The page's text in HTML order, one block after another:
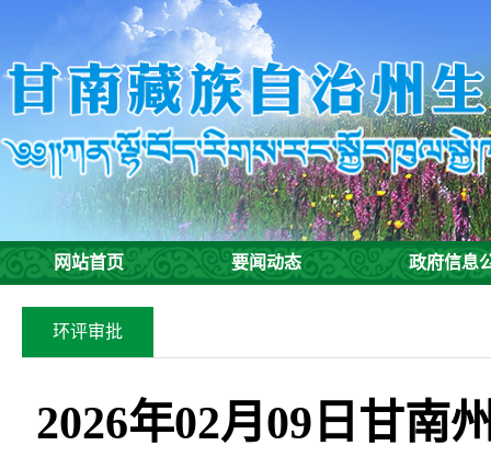
网站首页 要闻动态 政府信息
环评审批
2026年02月09日甘南